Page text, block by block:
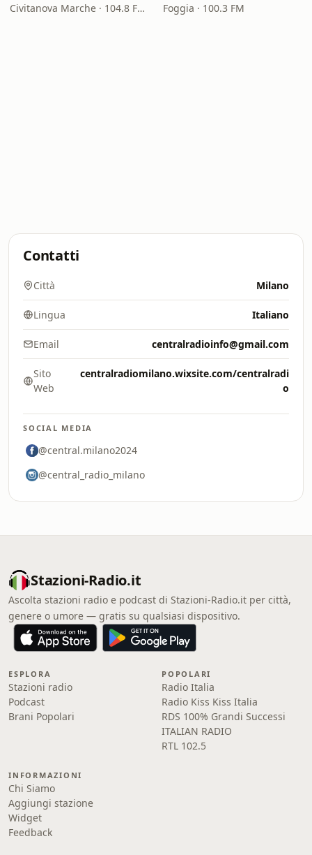
Civitanova Marche · 104.8 FM – 99.8 FM Foggia · 100.3 FM
Contatti
Città Milano
Lingua Italiano
Email centralradioinfo@gmail.com
Sito
Web
centralradiomilano.wixsite.com/centralradi
o
SOCIAL MEDIA
@central.milano2024
@central_radio_milano
Stazioni-Radio.it
Ascolta stazioni radio e podcast di Stazioni-Radio.it per città,
genere o umore — gratis su qualsiasi dispositivo.
ESPLORA
Stazioni radio
Podcast
Brani Popolari
POPOLARI
Radio Italia
Radio Kiss Kiss Italia
RDS 100% Grandi Successi
ITALIAN RADIO
RTL 102.5
INFORMAZIONI
Chi Siamo
Aggiungi stazione
Widget
Feedback